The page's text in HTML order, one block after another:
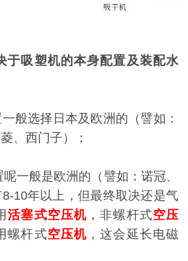
于吸塑机的本身配置及装配水
选择日本及欧洲的（譬如：
、西门子）；
般是欧洲的（譬如：诺冠、
10年以上，但最终取决还是气
活塞式空压机 ，非螺杆式空压
螺杆式空压机 ，这会延长电磁